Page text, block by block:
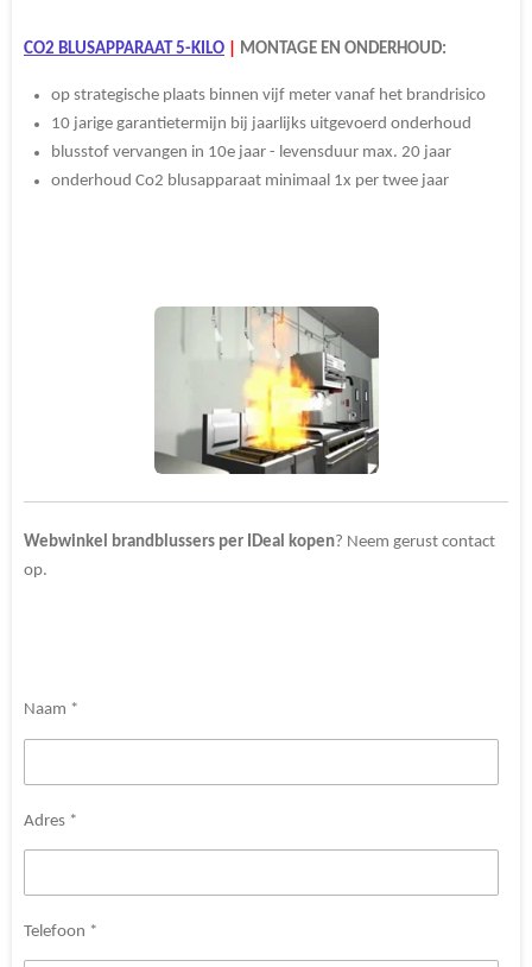
CO2 BLUSAPPARAAT 5-KILO MONTAGE EN ONDERHOUD:
op strategische plaats binnen vijf meter vanaf het brandrisico
10 jarige garantietermijn bij jaarlijks uitgevoerd onderhoud
blusstof vervangen in 10e jaar - levensduur max. 20 jaar
onderhoud Co2 blusapparaat minimaal 1x per twee jaar
Webwinkel brandblussers per IDeal kopen? Neem gerust contact
op.
Naam *
Adres *
Telefoon *